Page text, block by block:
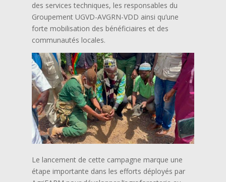
des services techniques, les responsables du
Groupement UGVD-AVGRN-VDD ainsi qu’une
forte mobilisation des bénéficiaires et des
communautés locales.
Le lancement de cette campagne marque une
étape importante dans les efforts déployés par